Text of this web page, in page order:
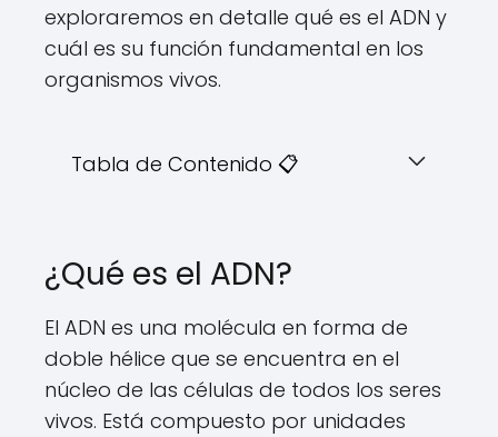
exploraremos en detalle qué es el ADN y
cuál es su función fundamental en los
organismos vivos.
Tabla de Contenido 📋
¿Qué es el ADN?
El ADN es una molécula en forma de
doble hélice que se encuentra en el
núcleo de las células de todos los seres
vivos. Está compuesto por unidades